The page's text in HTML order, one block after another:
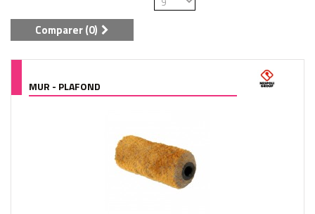
Comparer (0)
MUR - PLAFOND